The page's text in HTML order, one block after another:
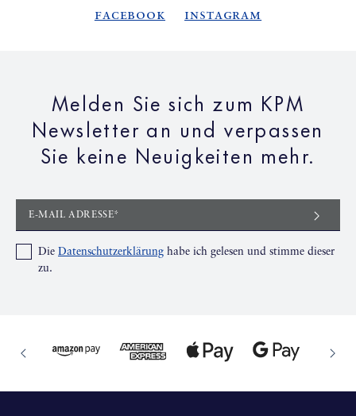
Facebook Instagram
Melden Sie sich zum KPM
Newsletter an und verpassen
Sie keine Neuigkeiten mehr.
E-MAIL ADRESSE*
Die Datenschutzerklärung habe ich gelesen und stimme dieser
zu.